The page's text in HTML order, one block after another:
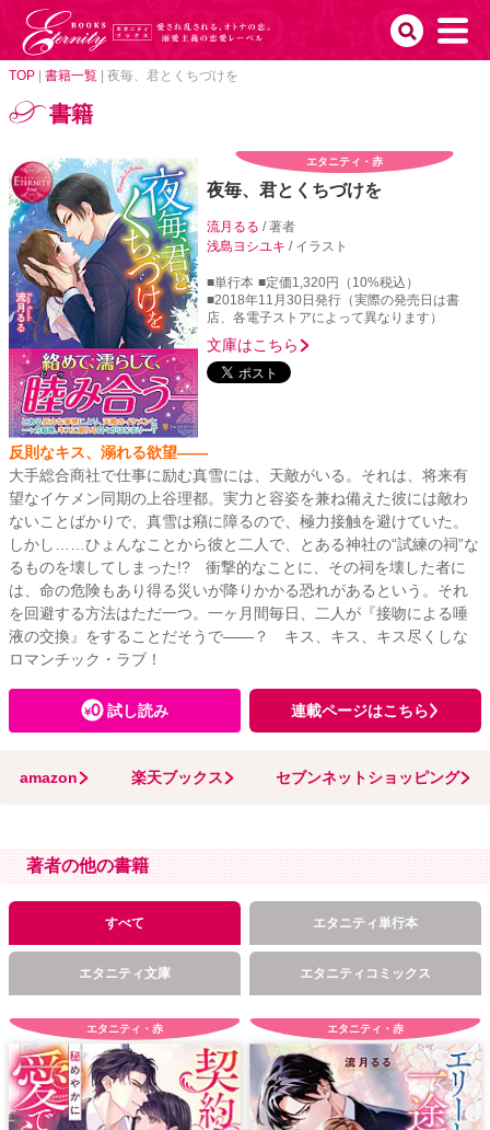
TOP 書籍一覧 夜毎、君とくちづけを
書籍
エタニティ・赤
夜毎、君とくちづけを
流月るる/ 著者
浅島ヨシユキ / イラスト
■単行本 ■定価1,320円（10%税込）
■2018年11月30日発行（実際の発売日は書
店、各電子ストアによって異なります）
文庫はこちら
反則なキス、溺れる欲望――
大手総合商社で仕事に励む真雪には、天敵がいる。それは、将来有
望なイケメン同期の上谷理都。実力と容姿を兼ね備えた彼には敵わ
ないことばかりで、真雪は癪に障るので、極力接触を避けていた。
しかし……ひょんなことから彼と二人で、とある神社の“試練の祠”な
るものを壊してしまった!? 衝撃的なことに、その祠を壊した者に
は、命の危険もあり得る災いが降りかかる恐れがあるという。それ
を回避する方法はただ一つ。一ヶ月間毎日、二人が『接吻による唾
液の交換』をすることだそうで――？ キス、キス、キス尽くしな
ロマンチック・ラブ！
試し読み 連載ページはこちら
amazon 楽天ブックス セブンネットショッピング
著者の他の書籍
すべて エタニティ単行本
エタニティ文庫 エタニティコミックス
エタニティ・赤 エタニティ・赤